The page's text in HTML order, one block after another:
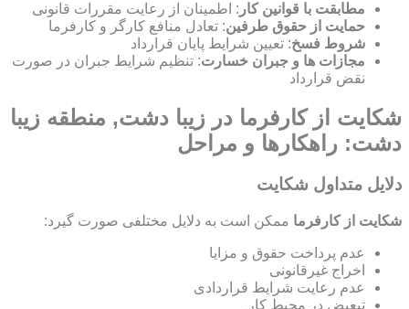
مطابقت با قوانین کار : اطمینان از رعایت مقررات قانونی
حمایت از حقوق طرفین: تعادل منافع کارگر و کارفرما
شروط فسخ: تعیین شرایط پایان قرارداد
مجازات ها و جبران خسارت: تنظیم شرایط جبران در صورت
نقض قرارداد
شکایت از کارفرما در زیبا دشت, منطقه زیبا
دشت: راهکارها و مراحل
دلایل متداول شکایت
شکایت از کارفرما ممکن است به دلایل مختلفی صورت گیرد:
عدم پرداخت حقوق و مزایا
اخراج غیرقانونی
عدم رعایت شرایط قراردادی
تبعیض در محیط کار